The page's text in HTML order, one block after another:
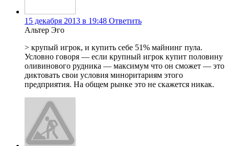
15 декабря 2013 в 19:48 Ответить
Альтер Эго
> крупый игрок, и купить себе 51% майнинг пула.
Условно говоря — если крупный игрок купит половину
оливинового рудника — максимум что он сможет — это
диктовать свои условия миноритариям этого
предприятия. На общем рынке это не скажется никак.